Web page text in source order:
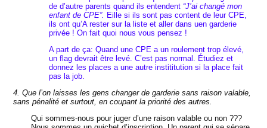
de d’autre parents quand ils entendent “J’ai changé mon
enfant de CPE”. Eille si ils sont pas content de leur CPE,
ils ont qu’A rester sur la liste et aller dans uen garderie
privée ! On fait quoi nous vous pensez !
A part de ça: Quand une CPE a un roulement trop élevé,
un flag devrait être levé. C’est pas normal. Étudiez et
donnez les places a une autre instititution si la place fait
pas la job.
4. Que l’on laisses les gens changer de garderie sans raison valable,
sans pénalité et surtout, en coupant la priorité des autres.
Qui sommes-nous pour juger d’une raison valable ou non ???